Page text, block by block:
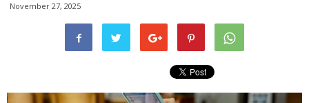
November 27, 2025